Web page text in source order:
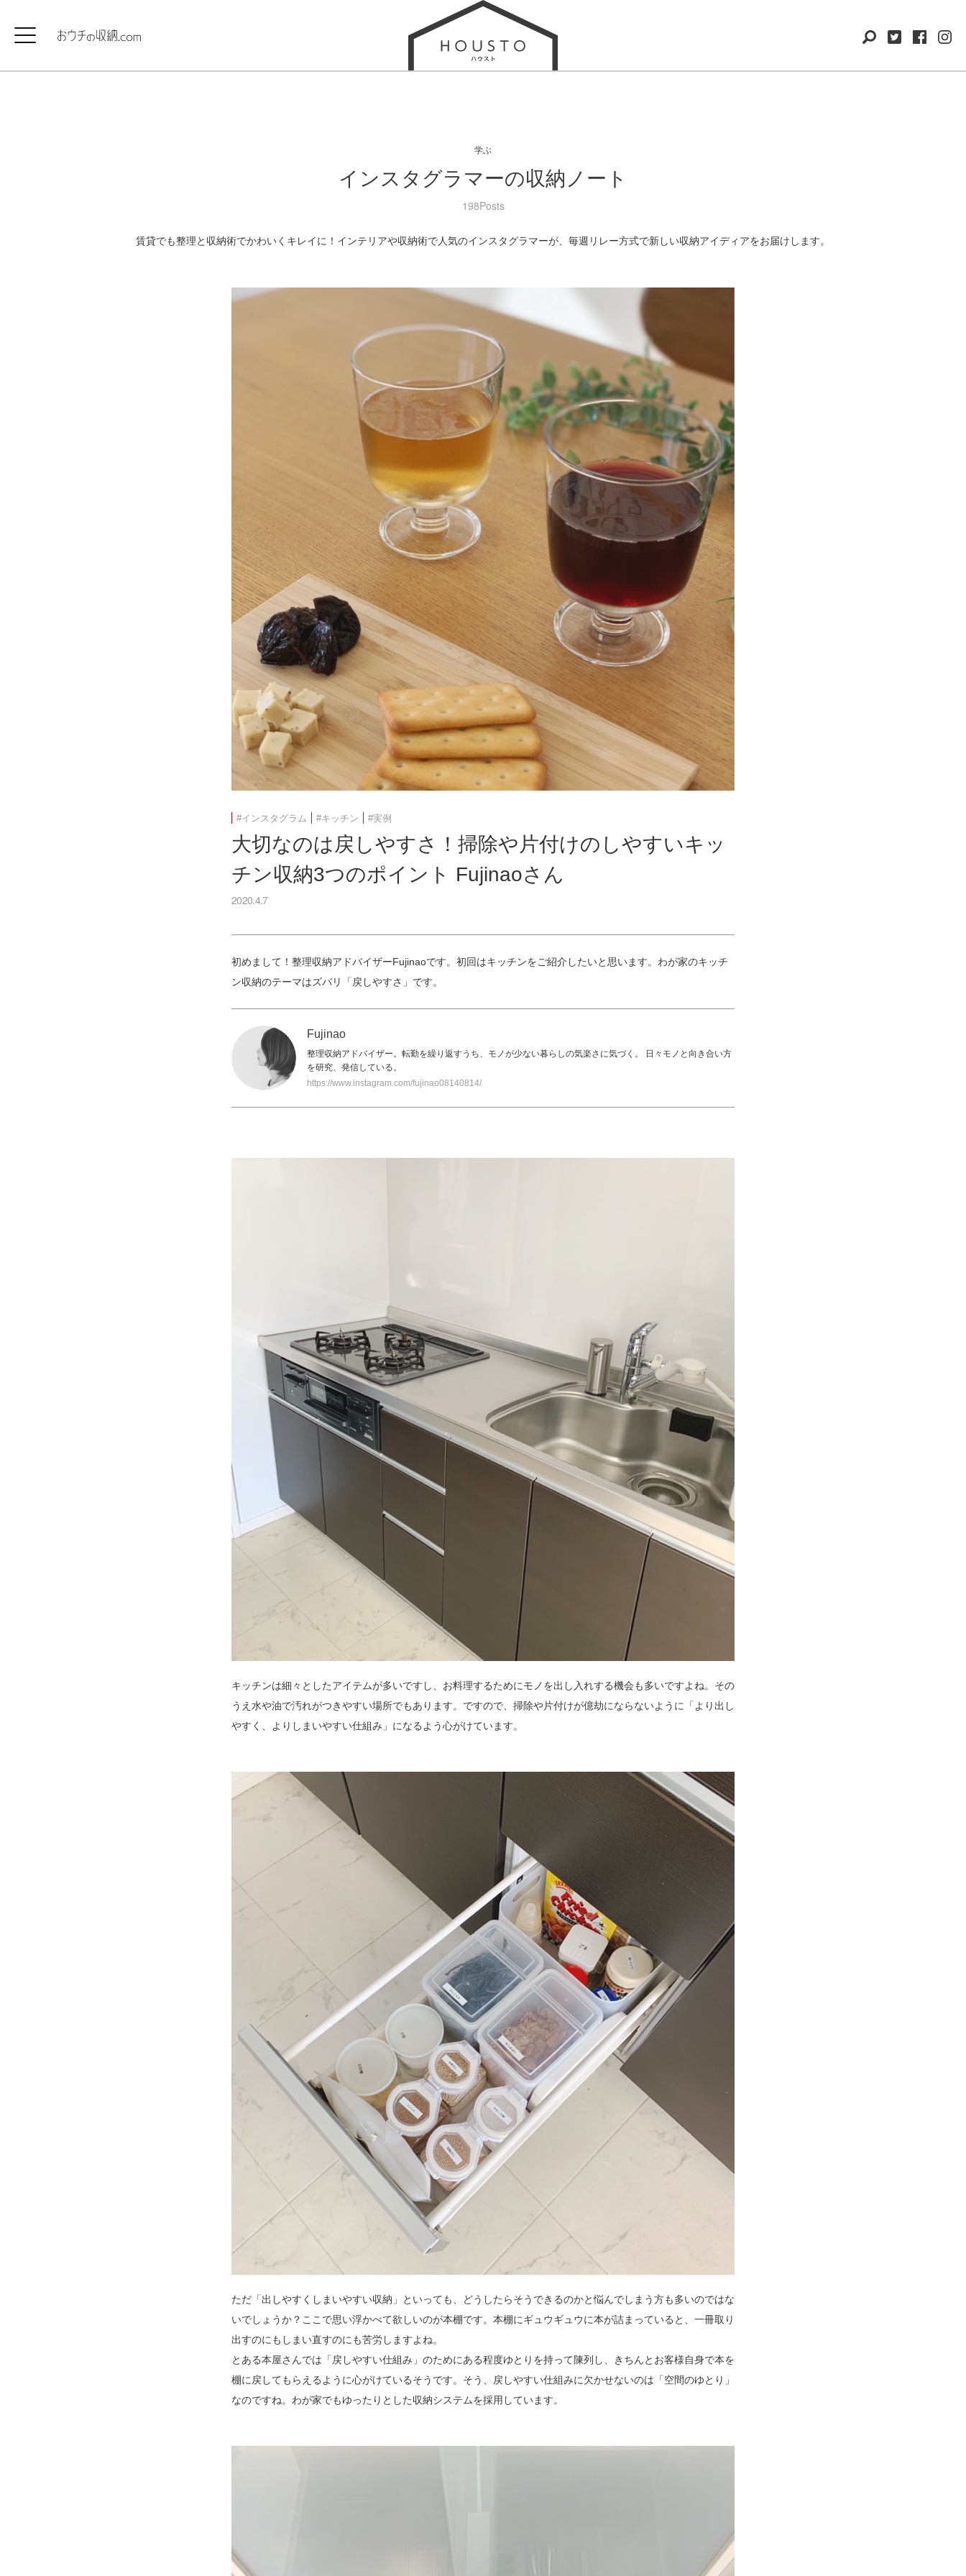
学ぶ
インスタグラマーの収納ノート
198Posts
賃貸でも整理と収納術でかわいくキレイに！インテリアや収納術で人気のインスタグラマーが、毎週リレー方式で新しい収納アイディアをお届けします。
#インスタグラム #キッチン #実例
大切なのは戻しやすさ！掃除や片付けのしやすいキッ
チン収納3つのポイント Fujinaoさん
2020.4.7
初めまして！整理収納アドバイザーFujinaoです。初回はキッチンをご紹介したいと思います。わが家のキッチ
ン収納のテーマはズバリ「戻しやすさ」です。
Fujinao
整理収納アドバイザー。転勤を繰り返すうち、モノが少ない暮らしの気楽さに気づく。 日々モノと向き合い方
を研究、発信している。
https://www.instagram.com/fujinao08140814/
キッチンは細々としたアイテムが多いですし、お料理するためにモノを出し入れする機会も多いですよね。その
うえ水や油で汚れがつきやすい場所でもあります。ですので、掃除や片付けが億劫にならないように「より出し
やすく、よりしまいやすい仕組み」になるよう心がけています。
ただ「出しやすくしまいやすい収納」といっても、どうしたらそうできるのかと悩んでしまう方も多いのではな
いでしょうか？ここで思い浮かべて欲しいのが本棚です。本棚にギュウギュウに本が詰まっていると、一冊取り
出すのにもしまい直すのにも苦労しますよね。
とある本屋さんでは「戻しやすい仕組み」のためにある程度ゆとりを持って陳列し、きちんとお客様自身で本を
棚に戻してもらえるように心がけているそうです。そう、戻しやすい仕組みに欠かせないのは「空間のゆとり」
なのですね。わが家でもゆったりとした収納システムを採用しています。